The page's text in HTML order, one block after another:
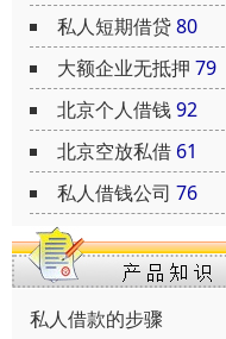
私人短期借贷80
大额企业无抵押 79
北京个人借钱92
北京空放私借 61
私人借钱公司 76
私人借款的步骤